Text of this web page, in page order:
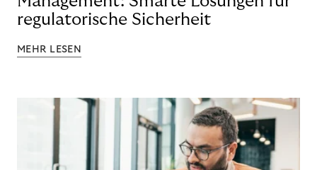
regulatorische Sicherheit
MEHR LESEN